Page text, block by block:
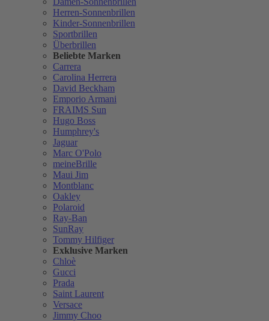
Herren-Sonnenbrillen
Kinder-Sonnenbrillen
Sportbrillen
Überbrillen
Beliebte Marken
Carrera
Carolina Herrera
David Beckham
Emporio Armani
FRAIMS Sun
Hugo Boss
Humphrey's
Jaguar
Marc O'Polo
meineBrille
Maui Jim
Montblanc
Oakley
Polaroid
Ray-Ban
SunRay
Tommy Hilfiger
Exklusive Marken
Chloè
Gucci
Prada
Saint Laurent
Versace
Jimmy Choo